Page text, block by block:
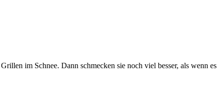
im Schnee. Dann schmecken sie noch viel besser, als wenn es